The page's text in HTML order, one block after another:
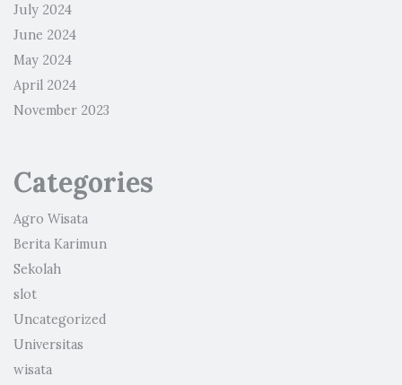
July 2024
June 2024
May 2024
April 2024
November 2023
Categories
Agro Wisata
Berita Karimun
Sekolah
slot
Uncategorized
Universitas
wisata